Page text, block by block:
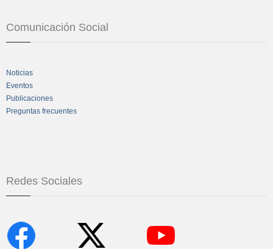
Comunicación Social
Noticias
Eventos
Publicaciones
Preguntas frecuentes
Redes Sociales